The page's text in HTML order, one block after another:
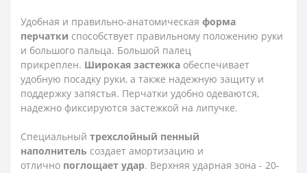
Удобная и правильно-анатомическая форма
перчатки способствует правильному положению руки
и большого пальца. Большой палец
прикреплен. Широкая застежка обеспечивает
удобную посадку руки, а также надежную защиту и
поддержку запястья. Перчатки удобно одеваются,
надежно фиксируются застежкой на липучке.
Специальный трехслойный пенный
наполнитель создает амортизацию и
отлично поглощает удар. Верхняя ударная зона - 20-